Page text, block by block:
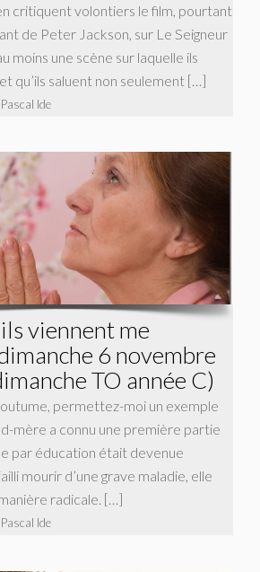
critiquent volontiers le film, pourtant
de Peter Jackson, sur Le Seigneur
moins une scène sur laquelle ils
qu’ils saluent non seulement […]
Ide
viennent me
6 novembre
TO année C)
permettez-moi un exemple
mère a connu une première partie
par éducation était devenue
mourir d’une grave maladie, elle
radicale. […]
Ide